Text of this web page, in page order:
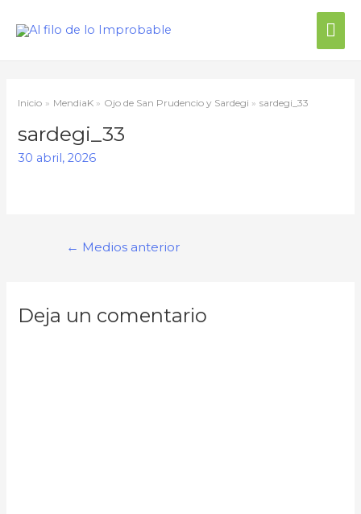
Inicio MendiaK Ojo de San Prudencio y Sardegi sardegi_33
sardegi_33
30 abril, 2026
Navegación
← Medios anterior
Deja un comentario